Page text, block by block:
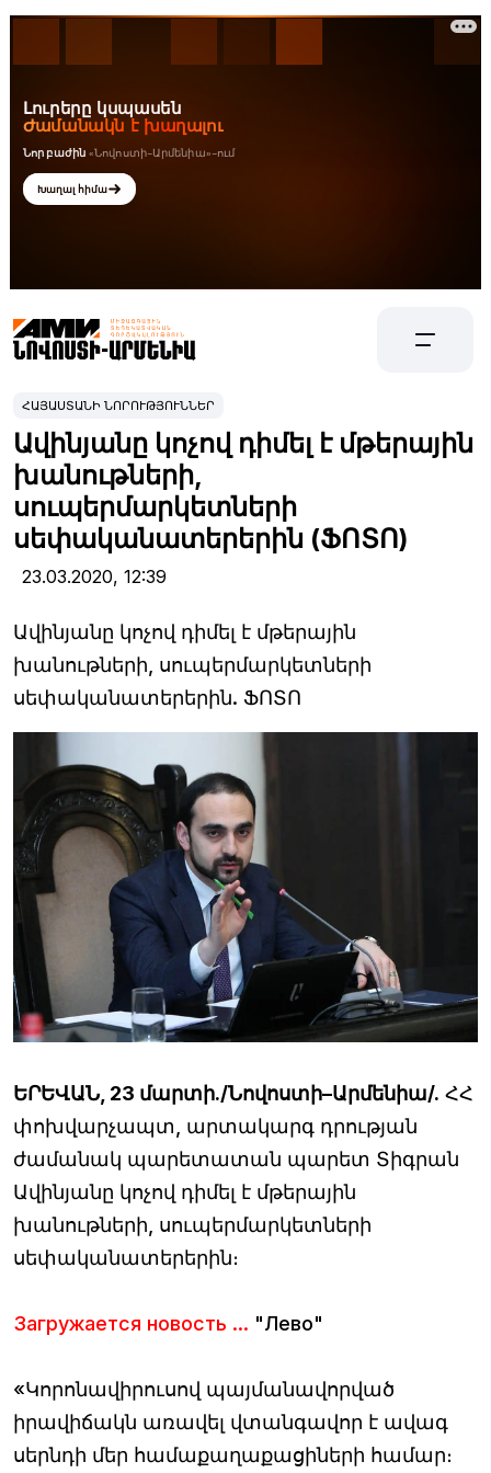
ՀԱՅԱՍՏԱՆԻ ՆՈՐՈՒԹՅՈՒՆՆԵՐ
Ավինյանը կոչով դիմել է մթերային
խանութների,
սուպերմարկետների
սեփականատերերին (ՖՈՏՈ)
23.03.2020, 12:39
Ավինյանը կոչով դիմել է մթերային
խանութների, սուպերմարկետների
սեփականատերերին. ՖՈՏՈ
ԵՐԵՎԱՆ, 23 մարտի./Նովոստի–Արմենիա/. ՀՀ
փոխվարչապտ, արտակարգ դրության
ժամանակ պարետատան պարետ Տիգրան
Ավինյանը կոչով դիմել է մթերային
խանութների, սուպերմարկետների
սեփականատերերին։
Загружается новость ... "Лево"
«Կորոնավիրուսով պայմանավորված
իրավիճակն առավել վտանգավոր է ավագ
սերնդի մեր համաքաղաքացիների համար։